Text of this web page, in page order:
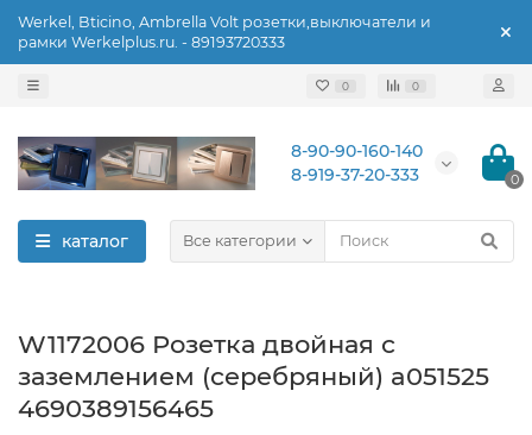
Werkel, Bticino, Ambrella Volt розетки,выключатели и
рамки Werkelplus.ru. - 89193720333
0 0
8-90-90-160-140
8-919-37-20-333
0
каталог Все категории
W1172006 Розетка двойная с
заземлением (серебряный) a051525
4690389156465